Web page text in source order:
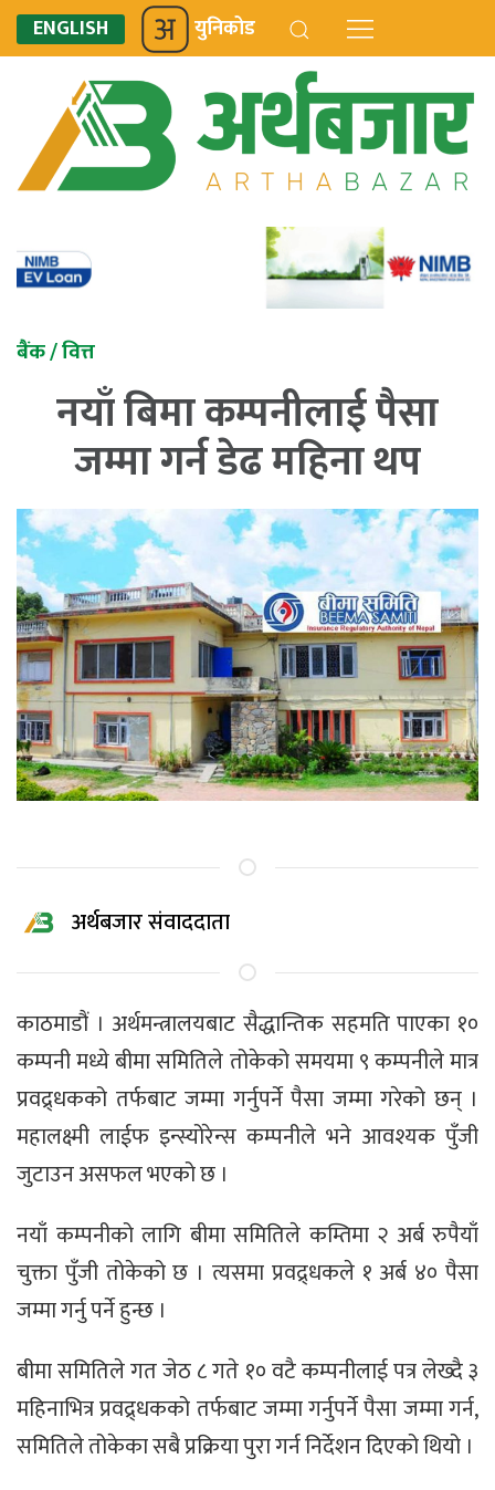
ENGLISH युनिकोड
बैंक / वित्त
नयाँ बिमा कम्पनीलाई पैसा
जम्मा गर्न डेढ महिना थप
अर्थबजार संवाददाता
काठमाडौं । अर्थमन्त्रालयबाट सैद्धान्तिक सहमति पाएका १०
कम्पनी मध्ये बीमा समितिले तोकेको समयमा ९ कम्पनीले मात्र
प्रवद्र्धकको तर्फबाट जम्मा गर्नुपर्ने पैसा जम्मा गरेको छन् ।
महालक्ष्मी लाईफ इन्स्योरेन्स कम्पनीले भने आवश्यक पुँजी
जुटाउन असफल भएको छ ।
नयाँ कम्पनीको लागि बीमा समितिले कम्तिमा २ अर्ब रुपैयाँ
चुक्ता पुँजी तोकेको छ । त्यसमा प्रवद्र्धकले १ अर्ब ४० पैसा
जम्मा गर्नु पर्ने हुन्छ ।
बीमा समितिले गत जेठ ८ गते १० वटै कम्पनीलाई पत्र लेख्दै ३
महिनाभित्र प्रवद्र्धकको तर्फबाट जम्मा गर्नुपर्ने पैसा जम्मा गर्न,
समितिले तोकेका सबै प्रक्रिया पुरा गर्न निर्देशन दिएको थियो ।